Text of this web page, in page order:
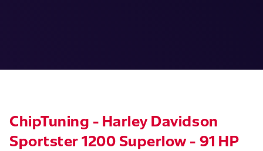
ChipTuning - Harley Davidson
Sportster 1200 Superlow - 91 HP